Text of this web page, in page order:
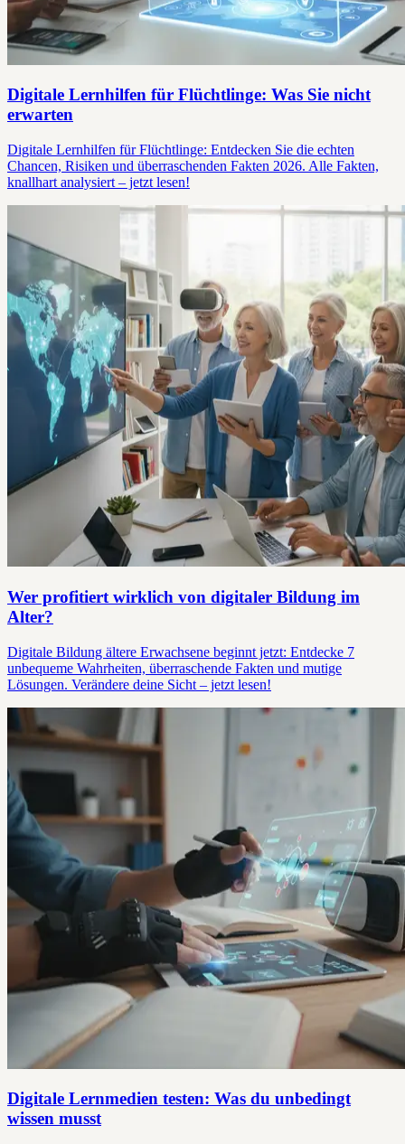
Digitale Lernhilfen für Flüchtlinge: Was Sie nicht
erwarten
Digitale Lernhilfen für Flüchtlinge: Entdecken Sie die echten
Chancen, Risiken und überraschenden Fakten 2026. Alle Fakten,
knallhart analysiert – jetzt lesen!
Wer profitiert wirklich von digitaler Bildung im
Alter?
Digitale Bildung ältere Erwachsene beginnt jetzt: Entdecke 7
unbequeme Wahrheiten, überraschende Fakten und mutige
Lösungen. Verändere deine Sicht – jetzt lesen!
Digitale Lernmedien testen: Was du unbedingt
wissen musst